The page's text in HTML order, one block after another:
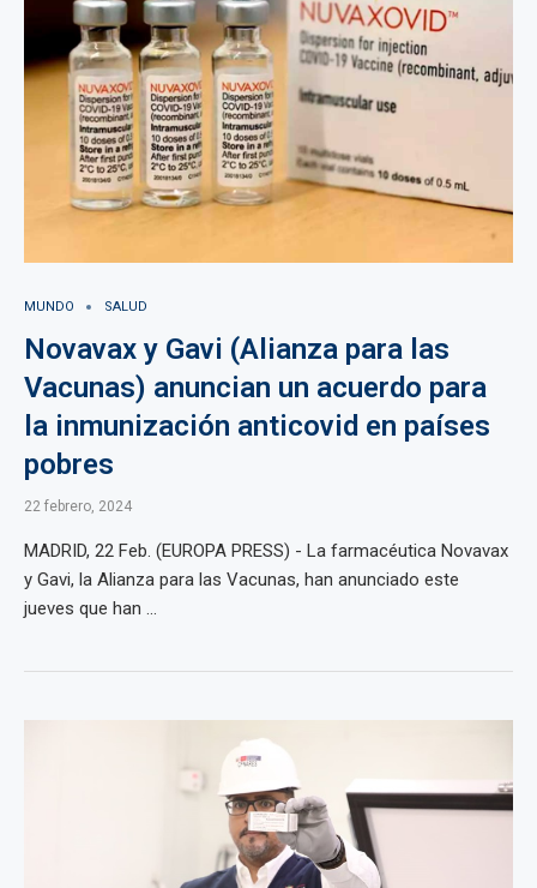
MUNDO SALUD
Novavax y Gavi (Alianza para las
Vacunas) anuncian un acuerdo para
la inmunización anticovid en países
pobres
22 febrero, 2024
MADRID, 22 Feb. (EUROPA PRESS) - La farmacéutica Novavax
y Gavi, la Alianza para las Vacunas, han anunciado este
jueves que han ...